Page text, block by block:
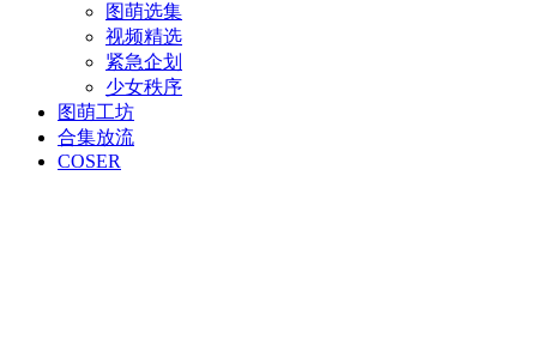
图萌选集
视频精选
紧急企划
少女秩序
图萌工坊
合集放流
COSER